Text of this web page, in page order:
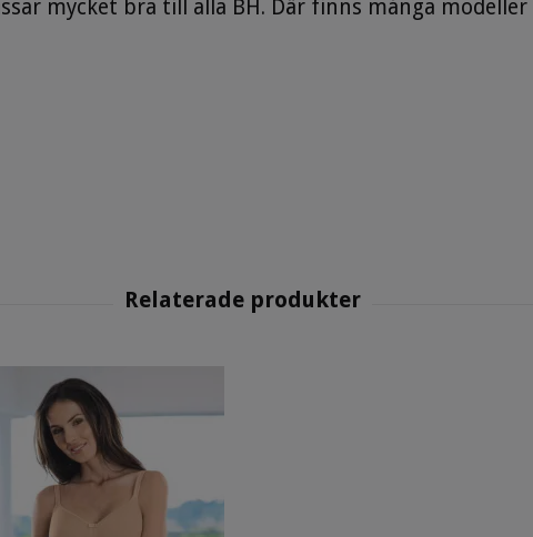
mycket bra till alla BH. Där finns många